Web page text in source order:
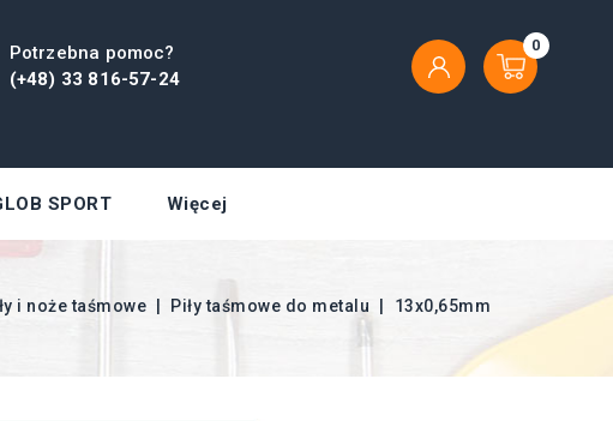
0
Potrzebna pomoc?
(+48) 33 816-57-24
SPORT Więcej
i noże taśmowe Piły taśmowe do metalu 13x0,65mm